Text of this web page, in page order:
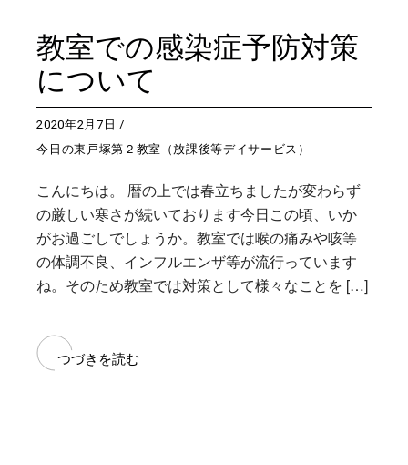
教室での感染症予防対策
について
2020年2月7日
今日の東戸塚第２教室（放課後等デイサービス）
こんにちは。 暦の上では春立ちましたが変わらず
の厳しい寒さが続いております今日この頃、いか
がお過ごしでしょうか。教室では喉の痛みや咳等
の体調不良、インフルエンザ等が流行っています
ね。そのため教室では対策として様々なことを […]
つづきを読む